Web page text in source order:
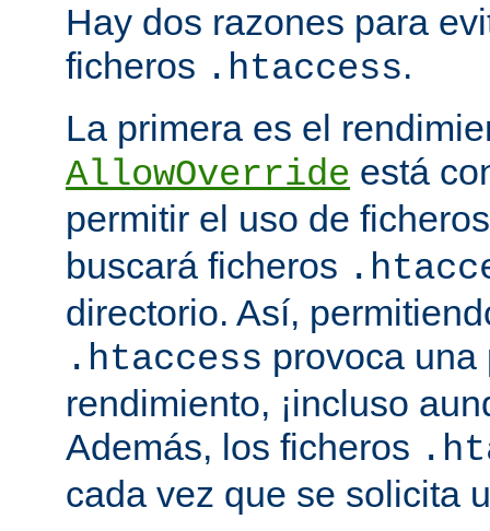
Hay dos razones para
ficheros .htaccess.
La primera es el
AllowOverride está
permitir el uso de
buscará ficheros
directorio. Así,
.htaccess provoca una
rendimiento, ¡incluso
Además, los ficheros
cada vez que se solicita